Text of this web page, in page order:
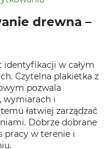
drewna –
w całym
Czytelna plakietka z
pozwala
wymiarach i
łatwiej zarządzać
Dobrze dobrane
pracy w terenie i